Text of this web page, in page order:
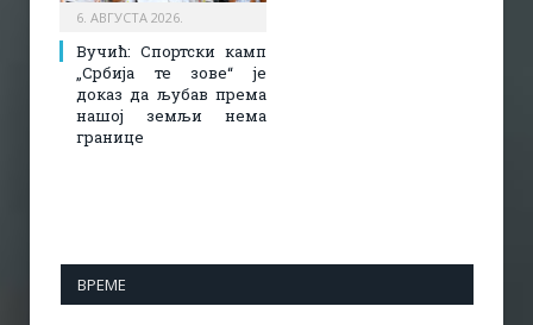
6. АВГУСТА 2026.
Вучић: Спортски камп
„Србија те зове“ је
доказ да љубав према
нашој земљи нема
границе
ВРЕМЕ